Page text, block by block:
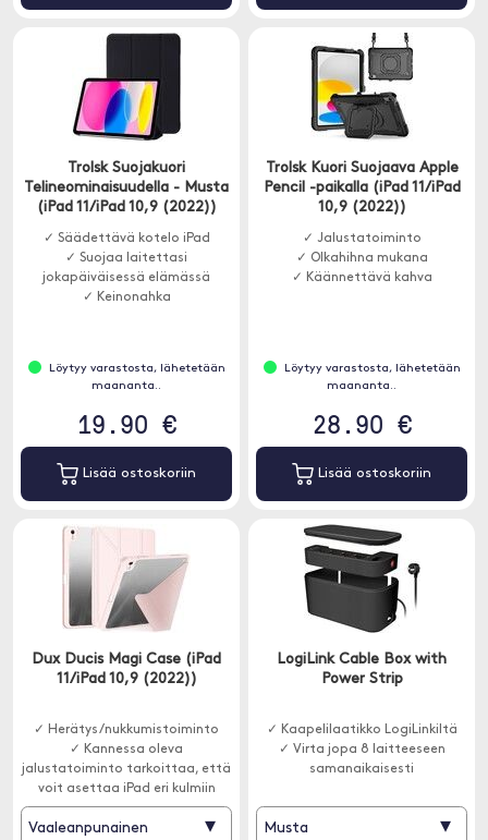
Trolsk Suojakuori
Telineominaisuudella - Musta
(iPad 11/iPad 10,9 (2022))
✓ Säädettävä kotelo iPad
✓ Suojaa laitettasi
jokapäiväisessä elämässä
✓ Keinonahka
Löytyy varastosta, lähetetään
maananta..
19.90 €
Lisää ostoskoriin
Trolsk Kuori Suojaava Apple
Pencil -paikalla (iPad 11/iPad
10,9 (2022))
✓ Jalustatoiminto
✓ Olkahihna mukana
✓ Käännettävä kahva
Löytyy varastosta, lähetetään
maananta..
28.90 €
Lisää ostoskoriin
Dux Ducis Magi Case (iPad
11/iPad 10,9 (2022))
✓ Herätys/nukkumistoiminto
✓ Kannessa oleva
jalustatoiminto tarkoittaa, että
voit asettaa iPad eri kulmiin
Vaaleanpunainen ▾
LogiLink Cable Box with
Power Strip
✓ Kaapelilaatikko LogiLinkiltä
✓ Virta jopa 8 laitteeseen
samanaikaisesti
Musta ▾